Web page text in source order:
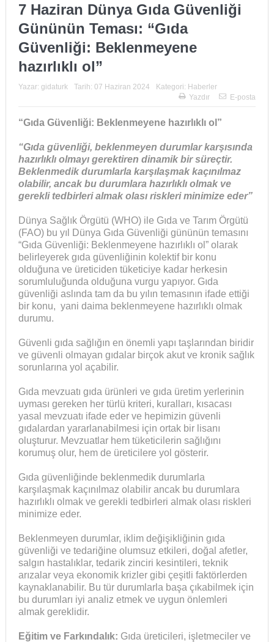
7 Haziran Dünya Gıda Güvenliği
Gününün Teması: “Gıda
Güvenliği: Beklenmeyene
hazırlıklı ol”
Yazar: gidaturk Tarih: 07 Haziran 2024 Kategori: Haberler
Yazdır
E-posta
“Gıda Güvenliği: Beklenmeyene hazırlıklı ol”
“Gıda güvenliği, beklenmeyen durumlar karşısında
hazırlıklı olmayı gerektiren dinamik bir süreçtir.
Beklenmedik durumlarla karşılaşmak kaçınılmaz
olabilir, ancak bu durumlara hazırlıklı olmak ve
gerekli tedbirleri almak olası riskleri minimize eder”
Dünya Sağlık Örgütü (WHO) ile Gıda ve Tarım Örgütü
(FAO) bu yıl Dünya Gıda Güvenliği gününün temasını
“Gıda Güvenliği: Beklenmeyene hazırlıklı ol” olarak
belirleyerek gıda güvenliğinin kolektif bir konu
olduğuna ve üreticiden tüketiciye kadar herkesin
sorumluluğunda olduğuna vurgu yapıyor. Gıda
güvenliği aslında tam da bu yılın temasının ifade ettiği
bir konu, yani daima beklenmeyene hazırlıklı olmak
durumu.
Güvenli gıda sağlığın en önemli yapı taşlarından biridir
ve güvenli olmayan gıdalar birçok akut ve kronik sağlık
sorunlarına yol açabilir.
Gıda mevzuatı gıda ürünleri ve gıda üretim yerlerinin
uyması gereken her türlü kriteri, kuralları, kısacası
yasal mevzuatı ifade eder ve hepimizin güvenli
gıdalardan yararlanabilmesi için ortak bir lisanı
oluşturur. Mevzuatlar hem tüketicilerin sağlığını
korumuş olur, hem de üreticilere yol gösterir.
Gıda güvenliğinde beklenmedik durumlarla
karşılaşmak kaçınılmaz olabilir ancak bu durumlara
hazırlıklı olmak ve gerekli tedbirleri almak olası riskleri
minimize eder.
Beklenmeyen durumlar, iklim değişikliğinin gıda
güvenliği ve tedariğine olumsuz etkileri, doğal afetler,
salgın hastalıklar, tedarik zinciri kesintileri, teknik
arızalar veya ekonomik krizler gibi çeşitli faktörlerden
kaynaklanabilir. Bu tür durumlarla başa çıkabilmek için
bu durumları iyi analiz etmek ve uygun önlemleri
almak gereklidir.
Eğitim ve Farkındalık: Gıda üreticileri, işletmeciler ve